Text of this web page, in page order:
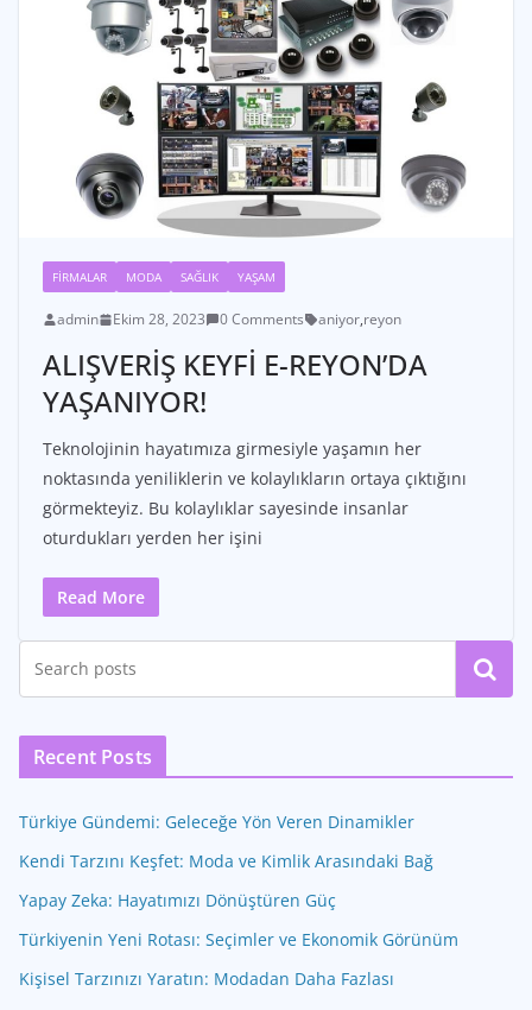
FIRMALAR MODA SAĞLIK YAŞAM
admin Ekim 28, 2023 0 Comments aniyor,reyon
ALIŞVERİŞ KEYFİ E-REYON’DA
YAŞANIYOR!
Teknolojinin hayatımıza girmesiyle yaşamın her
noktasında yeniliklerin ve kolaylıkların ortaya çıktığını
görmekteyiz. Bu kolaylıklar sayesinde insanlar
oturdukları yerden her işini
Read More
Ara
Recent Posts
Türkiye Gündemi: Geleceğe Yön Veren Dinamikler
Kendi Tarzını Keşfet: Moda ve Kimlik Arasındaki Bağ
Yapay Zeka: Hayatımızı Dönüştüren Güç
Türkiyenin Yeni Rotası: Seçimler ve Ekonomik Görünüm
Kişisel Tarzınızı Yaratın: Modadan Daha Fazlası